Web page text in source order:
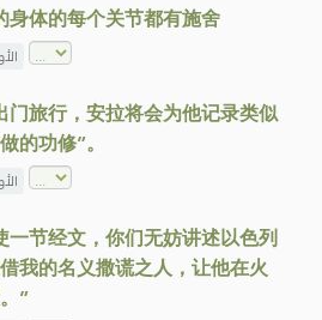
身体的每个关节都有施舍
门旅行，安拉将会为他记录类似
的功修”。
一节经文，你们无妨讲述以色列
我的名义撒谎之人，让他在火
”